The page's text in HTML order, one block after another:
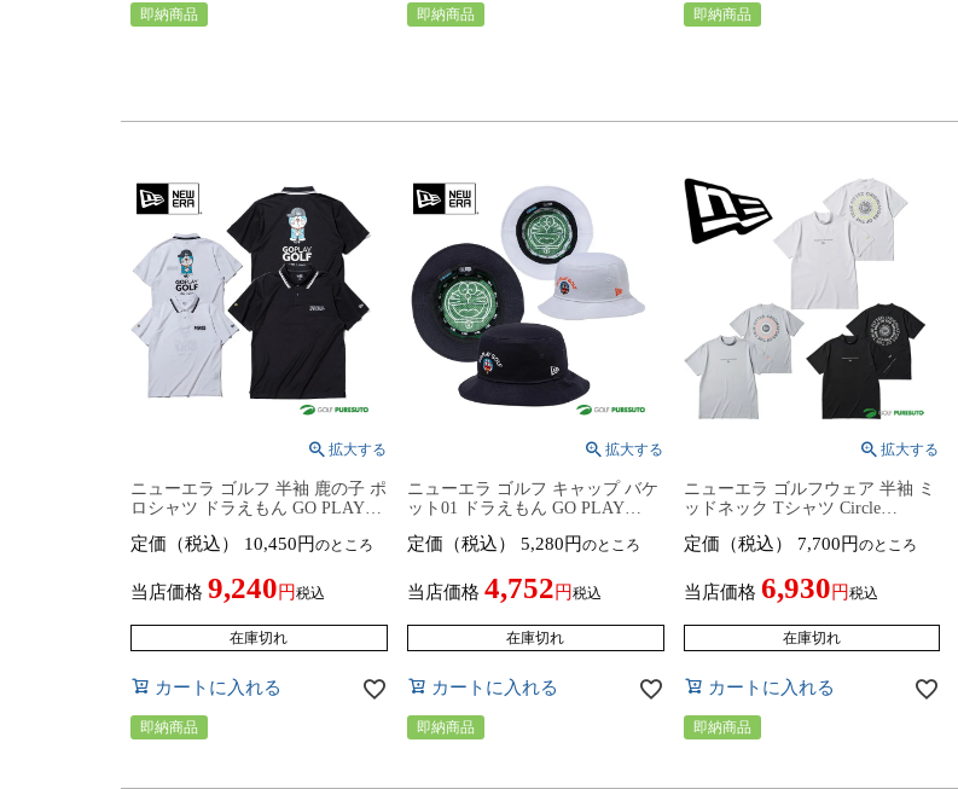
即納商品 即納商品 即納商品
ニューエラ ゴルフ 半袖 鹿の子 ポ
ロシャツ ドラえもん GO PLAY
14935371 トップス 2026年春夏モ
春夏ウェア どらえもん ドラエモ
ン ゴルフウェア
定価（税込） 10,450 のところ
当店価格 9,240 税込
在庫切れ
カートに入れる
即納商品
ニューエラ ゴルフ キャップ バケ
ット01 ドラえもん GO PLAY
14935395 ハット 帽子 2026年春夏
GOLF 春夏ウェア どらえもん ド
ラエモン ゴルフウェア
定価（税込） 5,280 のところ
当店価格 4,752 税込
在庫切れ
カートに入れる
即納商品
ニューエラ ゴルフウェア 半袖 ミ
ッドネック Tシャツ Circle
ス 14859917／14859918／
ERA NEWERA Golf メンズ レデ
ィース ニューエラゴルフ 吸汗速
乾 紫外線カット
定価（税込） 7,700 のところ
当店価格 6,930 税込
在庫切れ
カートに入れる
即納商品